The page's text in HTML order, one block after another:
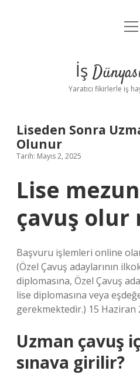
Yasal
İş
Yaratıcı fikirlerle iş
Liseden Sonra
Olunur
Tarih: Mayıs 2, 2025
Lise
çavuş olur
Başvuru işlemleri online
(Özel Çavuş adaylarının
diplomasına, Özel Çavuş
lise diplomasına veya
gerekmektedir.) 15 Haziran
Uzman çavuş
sınava girilir?